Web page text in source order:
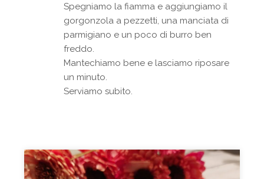
Spegniamo la fiamma e aggiungiamo il
gorgonzola a pezzetti, una manciata di
parmigiano e un poco di burro ben
freddo.
Mantechiamo bene e lasciamo riposare
un minuto.
Serviamo subito.